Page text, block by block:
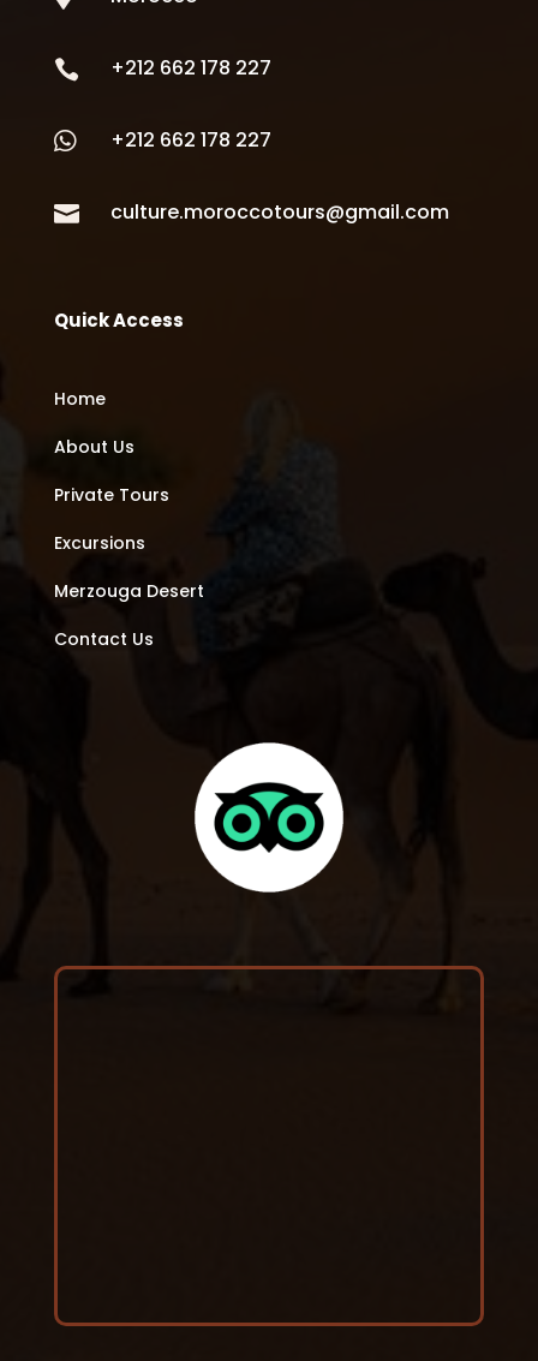
 +212 662 178 227
 +212 662 178 227
 culture.moroccotours@gmail.com
Quick Access
Home
About Us
Private Tours
Excursions
Merzouga Desert
Contact Us